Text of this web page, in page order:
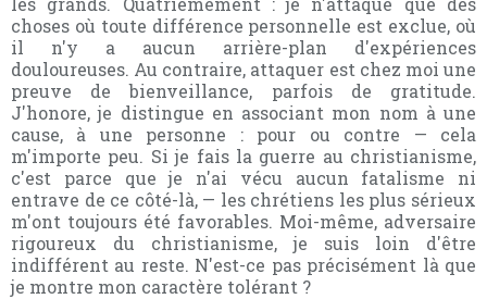
choses où toute différence personnelle est exclue, où
il n'y a aucun arrière-plan d'expériences
douloureuses. Au contraire, attaquer est chez moi une
preuve de bienveillance, parfois de gratitude.
J'honore, je distingue en associant mon nom à une
cause, à une personne : pour ou contre — cela
m'importe peu. Si je fais la guerre au christianisme,
c'est parce que je n'ai vécu aucun fatalisme ni
entrave de ce côté-là, — les chrétiens les plus sérieux
m'ont toujours été favorables. Moi-même, adversaire
rigoureux du christianisme, je suis loin d'être
indifférent au reste. N'est-ce pas précisément là que
je montre mon caractère tolérant ?